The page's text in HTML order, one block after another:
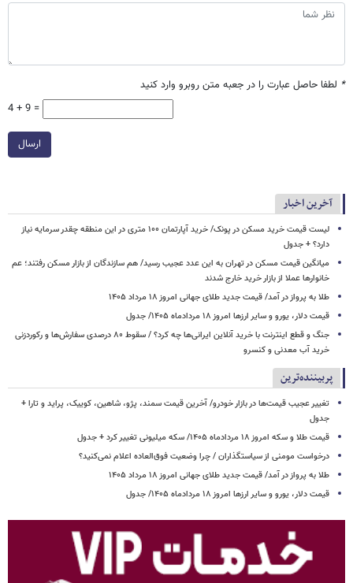
* لطفا حاصل عبارت را در جعبه متن روبرو وارد کنید
4 + 9 =
ارسال
آخرین اخبار
لیست قیمت خرید مسکن در پونک/ خرید آپارتمان ۱۰۰ متری در این منطقه چقدر سرمایه نیاز
دارد؟ + جدول
میانگین قیمت مسکن در تهران به این عدد عجیب رسید/ هم سازندگان از بازار مسکن رفتند؛ عم
خانوارها عملا از بازار خرید خارج شدند
طلا به پرواز در آمد/ قیمت جدید طلای جهانی امروز ۱۸ مرداد ۱۴۰۵
قیمت دلار، یورو و سایر ارزها امروز ۱۸ مردادماه ۱۴۰۵/ جدول
جنگ و قطع اینترنت با خرید آنلاین ایرانی‌ها چه کرد؟ / سقوط ۸۰ درصدی سفارش‌ها و رکوردزنی
خرید آب معدنی و کنسرو
پربیننده‌ترین
تغییر عجیب قیمت‌ها در بازار خودرو/ آخرین قیمت سمند، پژو، شاهین، کوییک، پراید و تارا +
جدول
قیمت طلا و سکه امروز ۱۸ مردادماه ۱۴۰۵/ سکه میلیونی تغییر کرد + جدول
درخواست مومنی از سیاستگذاران / چرا وضعیت فوق‌العاده اعلام نمی‌کنید؟
طلا به پرواز در آمد/ قیمت جدید طلای جهانی امروز ۱۸ مرداد ۱۴۰۵
قیمت دلار، یورو و سایر ارزها امروز ۱۸ مردادماه ۱۴۰۵/ جدول